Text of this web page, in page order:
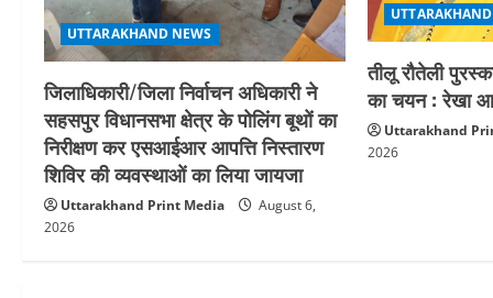
o
n
UTTARAKHAND NEWS
जिलाधिकारी/जिला निर्वाचन अधिकारी ने
सहसपुर विधानसभा क्षेत्र के पोलिंग बूथों का
निरीक्षण कर एसआईआर आपत्ति निस्तारण
शिविर की व्यवस्थाओं का लिया जायजा
Uttarakhand Print Media
August 6,
2026
तीलू रौतेली
का चयन : रेखा
Uttarakhand
2026